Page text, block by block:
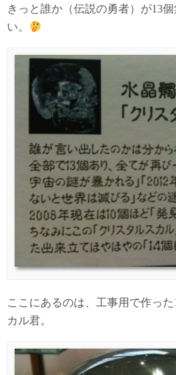
きっと誰か（伝説の勇者）が13
い。
ここにあるのは、工事用で作っ
カル君。